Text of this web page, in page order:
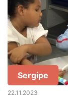
Sergipe
22.11.2023